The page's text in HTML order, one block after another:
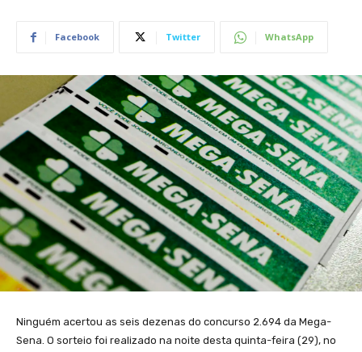
Facebook Twitter WhatsApp
Ninguém acertou as seis dezenas do concurso 2.694 da Mega-
Sena. O sorteio foi realizado na noite desta quinta-feira (29), no